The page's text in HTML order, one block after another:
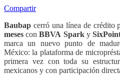
Compartir
Baubap cerró una línea de crédito
meses conBBVA Sparky
marca un nuevo punto de
México: la plataforma de
primera vez con toda su
mexicanos y con participación